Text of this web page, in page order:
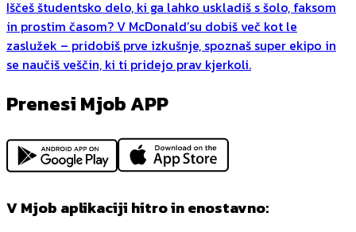
Iščeš študentsko delo, ki ga lahko uskladiš s šolo, faksom
in prostim časom? V McDonald’su dobiš več kot le
zaslužek – pridobiš prve izkušnje, spoznaš super ekipo in
se naučiš veščin, ki ti pridejo prav kjerkoli.
Prenesi Mjob APP
V Mjob aplikaciji hitro in enostavno: